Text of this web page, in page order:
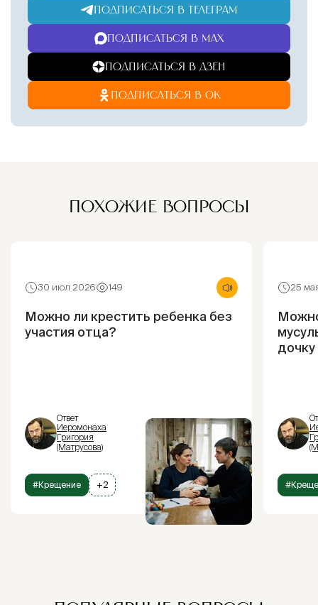
ПОДПИСАТЬСЯ В ТЕЛЕГРАМ
ПОДПИСАТЬСЯ В MAX
ПОДПИСАТЬСЯ В ДЗЕН
ПОДПИСАТЬСЯ В ОК
ПОХОЖИЕ ВОПРОСЫ
30 июл 2026 149
Можно ли крестить ребенка без
участия отца?
Ответ
Иеромонаха
Григория
(Матрусова)
#Крещение +2
25
дочку